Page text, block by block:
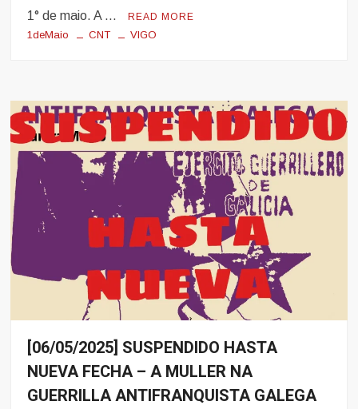
1° de maio. A … READ MORE
1deMaio CNT VIGO
Eventos
Noticias
[06/05/2025] SUSPENDIDO HASTA
NUEVA FECHA – A MULLER NA
GUERRILLA ANTIFRANQUISTA GALEGA